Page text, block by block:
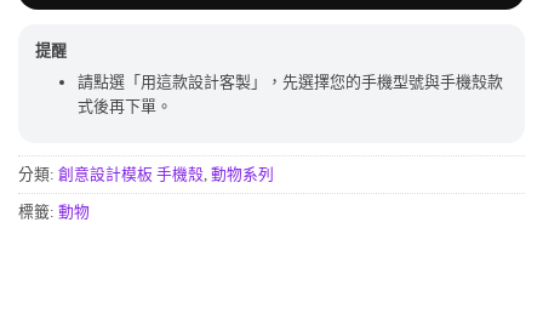
提醒
請點選「用這款設計客製」，先選擇您的手機型號與手機殼款
式後再下單。
分類: 創意設計模板 手機殼 動物系列
標籤: 動物